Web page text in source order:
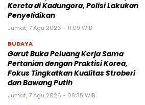
Kereta di Kadungora, Polisi Lakukan
Penyelidikan
Jumat, 7 Agu 2026 - 11:09 WIB
BUDAYA
Garut Buka Peluang Kerja Sama
Pertanian dengan Praktisi Korea,
Fokus Tingkatkan Kualitas Stroberi
dan Bawang Putih
Jumat, 7 Agu 2026 - 08:35 WIB